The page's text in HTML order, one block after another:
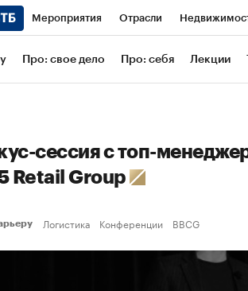
Мероприятия Отрасли
РБК Life Тренды
Про: свое дело Про: себя Лекции
сессия с топ-
Retail Group
Логистика Конференции BBCG